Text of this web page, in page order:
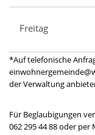
Freitag
*Auf telefonische
der Verwaltung
Für Beglaubigungen
062 295 44 88 oder